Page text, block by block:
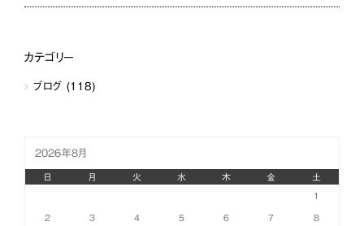
カテゴリー
ブログ (118)
2026年8月
日 月 火 水 木 金 土
1
2 3 4 5 6 7 8